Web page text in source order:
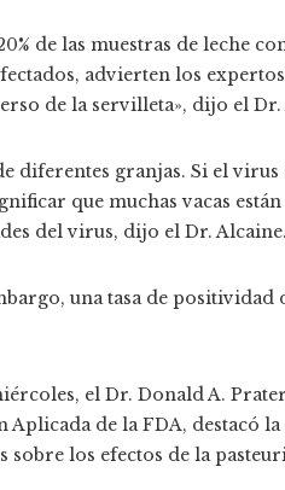
de las muestras de leche
advierten los
de la servilleta», dijo el Dr.
diferentes granjas. Si el virus
que muchas vacas
del virus, dijo el Dr. Alcaine.
una tasa de positividad
el Dr. Donald A.
de la FDA, destacó
sobre los efectos de la